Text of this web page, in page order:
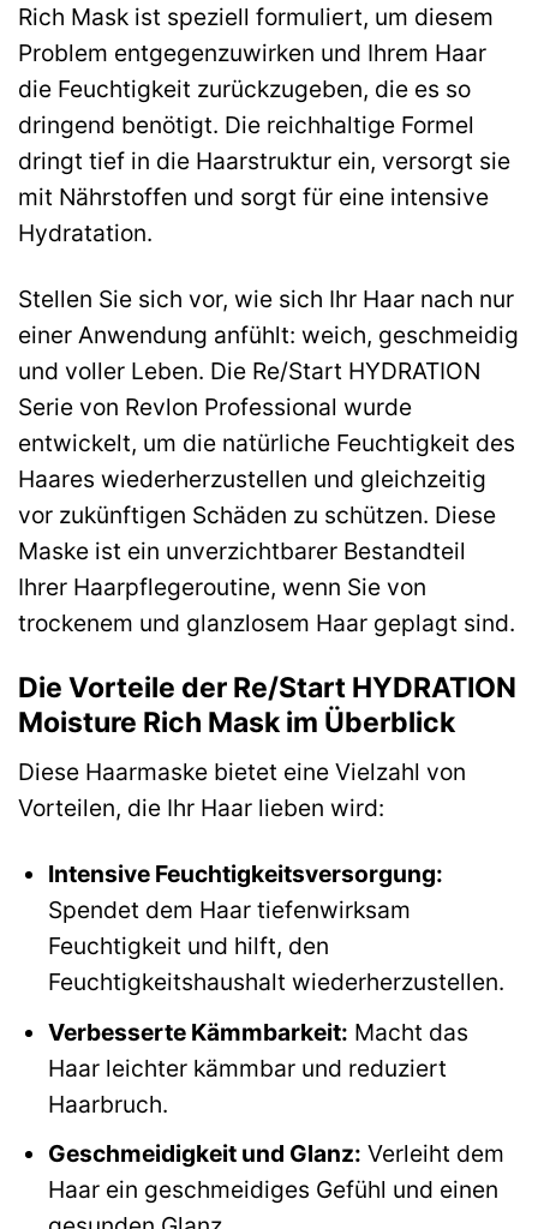
Rich Mask ist speziell formuliert, um diesem
Problem entgegenzuwirken und Ihrem Haar
die Feuchtigkeit zurückzugeben, die es so
dringend benötigt. Die reichhaltige Formel
dringt tief in die Haarstruktur ein, versorgt sie
mit Nährstoffen und sorgt für eine intensive
Hydratation.
Stellen Sie sich vor, wie sich Ihr Haar nach nur
einer Anwendung anfühlt: weich, geschmeidig
und voller Leben. Die Re/Start HYDRATION
Serie von Revlon Professional wurde
entwickelt, um die natürliche Feuchtigkeit des
Haares wiederherzustellen und gleichzeitig
vor zukünftigen Schäden zu schützen. Diese
Maske ist ein unverzichtbarer Bestandteil
Ihrer Haarpflegeroutine, wenn Sie von
trockenem und glanzlosem Haar geplagt sind.
Die Vorteile der Re/Start HYDRATION
Moisture Rich Mask im Überblick
Diese Haarmaske bietet eine Vielzahl von
Vorteilen, die Ihr Haar lieben wird:
Intensive Feuchtigkeitsversorgung:
Spendet dem Haar tiefenwirksam
Feuchtigkeit und hilft, den
Feuchtigkeitshaushalt wiederherzustellen.
Verbesserte Kämmbarkeit: Macht das
Haar leichter kämmbar und reduziert
Haarbruch.
Geschmeidigkeit und Glanz: Verleiht dem
Haar ein geschmeidiges Gefühl und einen